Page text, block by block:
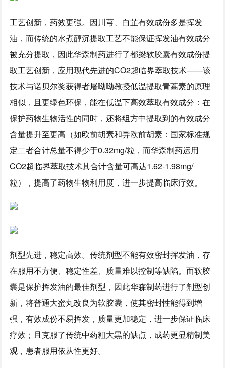
工艺创新，药效更强。因川芎、白芷有效成份多是挥发
油，而传统的水煮醇沉提取工艺不能保证挥发油有效成分
被充分提取，因此华森制药进行了都梁软胶囊有效成份提
取工艺创新，应用现代先进的CO2超临界萃取技术——该
技术与诺贝尔奖获得者屠呦呦教授低温提取青蒿素的原理
相似，且更绿色环保，能在低温下高效萃取有效成分：在
保护药物生物活性的同时，还将组方中提取到的有效成分
含量提升至更高（如欧前胡素和异欧前胡素：国家标准规
定二者合计总量不得少于0.32mg/粒，而华森制药运用
CO2超临界萃取技术其合计含量可高达1.62-1.98mg/
粒），提高了药物生物利用度，进一步提高临床疗效。
剂型先进，稳定高效。传统剂型不能有效密封挥发油，存
在服用不方便、稳定性差、质量难以控制等缺陷。而软胶
囊是保护挥发油的最佳剂型，因此华森制药进行了剂型创
新，将普通大蜜丸改良为软胶囊，使其密封性能得到增
强，有效成份不易挥发，质量更加稳定，进一步保证临床
疗效；且克服了传统中药粗大黒的缺点，成药更显精制美
观，患者服用依从性更好。